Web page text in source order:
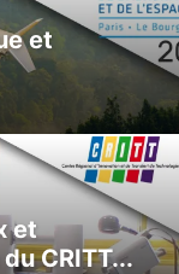
et
et
CRITT...